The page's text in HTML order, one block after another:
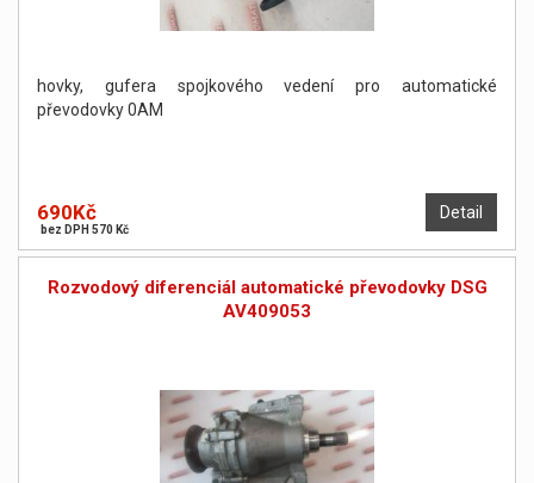
hovky, gufera spojkového vedení pro automatické
převodovky 0AM
Detail
690Kč
bez DPH 570 Kč
Rozvodový diferenciál automatické převodovky DSG
AV409053